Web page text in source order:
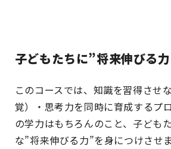
子どもたちに”将来伸びる
このコースでは、知識を習得させ
覚）・思考力を同時に育成するプ
の学力はもちろんのこと、子ども
な”将来伸びる力”を身につけさせ